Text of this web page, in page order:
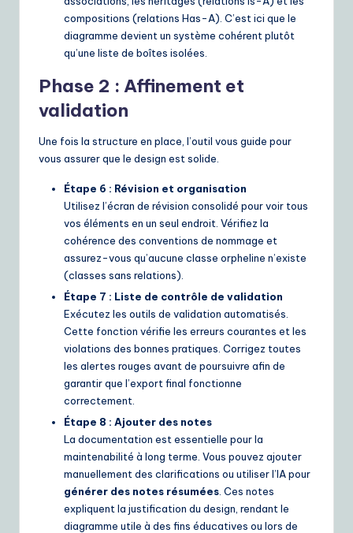
compositions (relations Has-A). C’est ici que le
diagramme devient un système cohérent plutôt
qu’une liste de boîtes isolées.
Phase 2 : Affinement et
validation
Une fois la structure en place, l’outil vous guide pour
vous assurer que le design est solide.
Étape 6 : Révision et organisation
Utilisez l’écran de révision consolidé pour voir tous
vos éléments en un seul endroit. Vérifiez la
cohérence des conventions de nommage et
assurez-vous qu’aucune classe orpheline n’existe
(classes sans relations).
Étape 7 : Liste de contrôle de validation
Exécutez les outils de validation automatisés.
Cette fonction vérifie les erreurs courantes et les
violations des bonnes pratiques. Corrigez toutes
les alertes rouges avant de poursuivre afin de
garantir que l’export final fonctionne
correctement.
Étape 8 : Ajouter des notes
La documentation est essentielle pour la
maintenabilité à long terme. Vous pouvez ajouter
manuellement des clarifications ou utiliser l’IA pour
générer des notes résumées . Ces notes
expliquent la justification du design, rendant le
diagramme utile à des fins éducatives ou lors de